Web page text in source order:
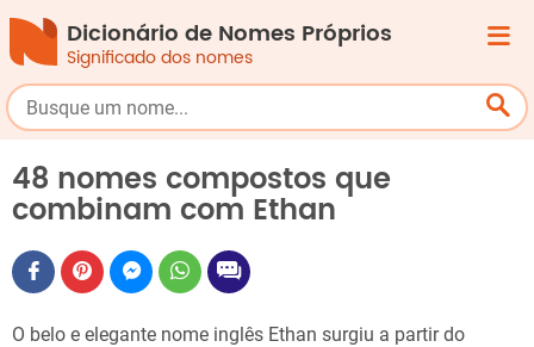
Dicionário de Nomes Próprios
Significado dos nomes
48 nomes compostos que
combinam com Ethan
O belo e elegante nome inglês Ethan surgiu a partir do